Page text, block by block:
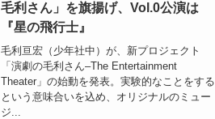
毛利さん」を旗揚げ、Vol.0公演は
『星の飛行士』
毛利亘宏（少年社中）が、新プロジェクト
「演劇の毛利さん–The Entertainment
Theater」の始動を発表。実験的なことをする
という意味合いを込め、オリジナルのミュー
ジ...